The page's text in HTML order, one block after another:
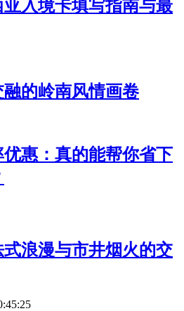
亚入境卡填写指南与最
的岭南风情画卷
惠：真的能帮你省下
浪漫与市井烟火的交